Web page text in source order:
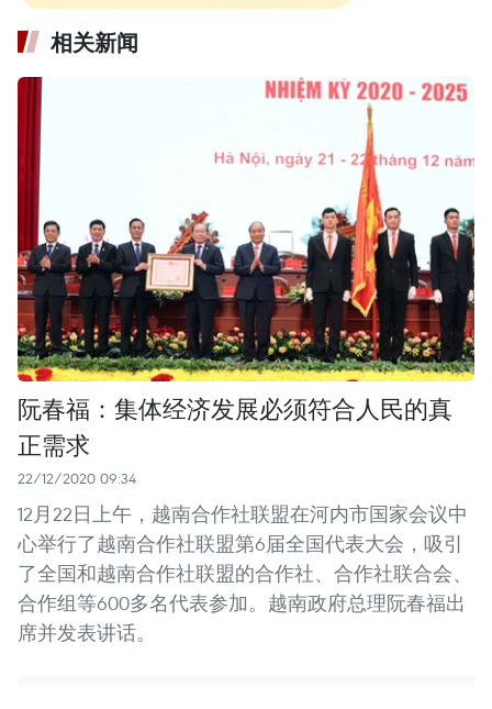
相关新闻
阮春福：集体经济发展必须符合人民的真
正需求
22/12/2020 09:34
12月22日上午，越南合作社联盟在河内市国家会议中
心举行了越南合作社联盟第6届全国代表大会，吸引
了全国和越南合作社联盟的合作社、合作社联合会、
合作组等600多名代表参加。越南政府总理阮春福出
席并发表讲话。